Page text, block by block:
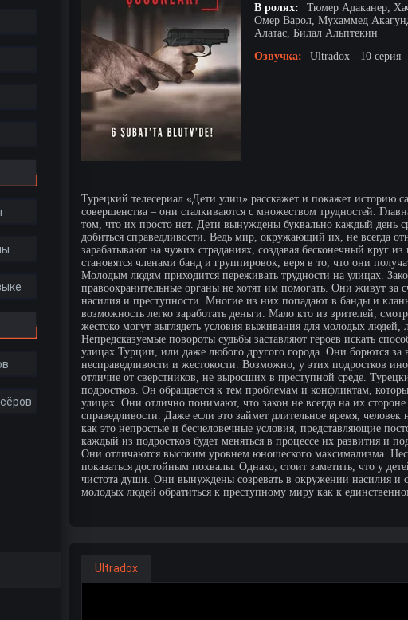
В ролях:
Тюмер Адаканер,
Омер Варол, Мухаммед
Алатас, Билал Альптекин
Озвучка:
Ultradox - 10 серия
Турецкий телесериал «Дети улиц» расскажет и покажет
совершенства – они сталкиваются с множеством трудностей.
том, что их просто нет. Дети вынуждены буквально каждый день
добиться справедливости. Ведь мир, окружающий их, не всегда
зарабатывают на чужих страданиях, создавая бесконечный круг
становятся членами банд и группировок, веря в то, что они
Молодым людям приходится переживать трудности на улицах.
правоохранительные органы не хотят им помогать. Они живут за
насилия и преступности. Многие из них попадают в банды и
возможность легко заработать деньги. Мало кто из зрителей,
жестоко могут выглядеть условия выживания для молодых
Непредсказуемые повороты судьбы заставляют героев искать
улицах Турции, или даже любого другого города. Они борются за
несправедливости и жестокости. Возможно, у этих подростков
отличие от сверстников, не выросших в преступной среде.
подростков. Он обращается к тем проблемам и конфликтам,
улицах. Они отлично понимают, что закон не всегда на их
справедливости. Даже если это займет длительное время,
как это непростые и бесчеловечные условия, представляющие
каждый из подростков будет меняться в процессе их развития и
Они отличаются высоким уровнем юношеского максимализма.
показаться достойным похвалы. Однако, стоит заметить, что у
чистота души. Они вынуждены созревать в окружении насилия и
молодых людей обратиться к преступному миру как к
Ultradox